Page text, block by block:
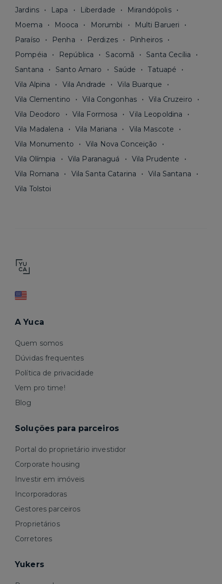
Jardins
Lapa Liberdade
Mirandópolis
Moema
Mooca Morumbi
Multi Barueri
Paraíso
Penha Perdizes
Pinheiros
Pompéia
República Sacomã
Santa Cecília
Santana
Santo Amaro Saúde
Tatuapé
Vila Alpina
Vila Andrade
Vila Buarque
Vila Clementino
Vila Congonhas
Vila Cruzeiro
Vila Deodoro
Vila Formosa
Vila Leopoldina
Vila Madalena
Vila Mariana
Vila Mascote
Vila Monumento
Vila Nova Conceição
Vila Olímpia
Vila Paranaguá
Vila Prudente
Vila Romana
Vila Santa Catarina
Vila Santana
Vila Tolstoi
A Yuca
Quem somos
Dúvidas frequentes
Política de privacidade
Vem pro time!
Blog
Soluções para parceiros
Portal do proprietário investidor
Corporate housing
Investir em imóveis
Incorporadoras
Gestores parceiros
Proprietários
Corretores
Yukers